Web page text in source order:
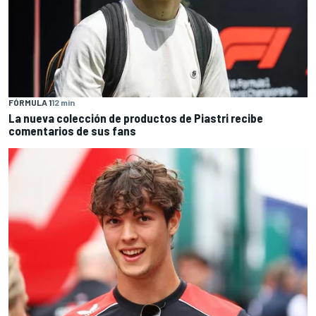
FÓRMULA 112 min
La nueva colección de productos de Piastri recibe
comentarios de sus fans